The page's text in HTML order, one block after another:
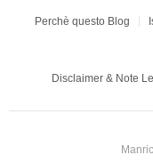
Perchè questo Blog
Disclaimer & Note